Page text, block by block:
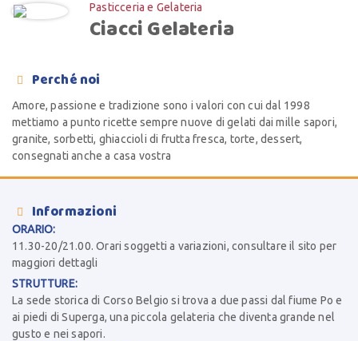
Pasticceria e Gelateria
Ciacci Gelateria
 Perché noi
Amore, passione e tradizione sono i valori con cui dal 1998
mettiamo a punto ricette sempre nuove di gelati dai mille sapori,
granite, sorbetti, ghiaccioli di frutta fresca, torte, dessert,
consegnati anche a casa vostra
 Informazioni
ORARIO:
11.30-20/21.00. Orari soggetti a variazioni, consultare il sito per
maggiori dettagli
STRUTTURE:
La sede storica di Corso Belgio si trova a due passi dal fiume Po e
ai piedi di Superga, una piccola gelateria che diventa grande nel
gusto e nei sapori.